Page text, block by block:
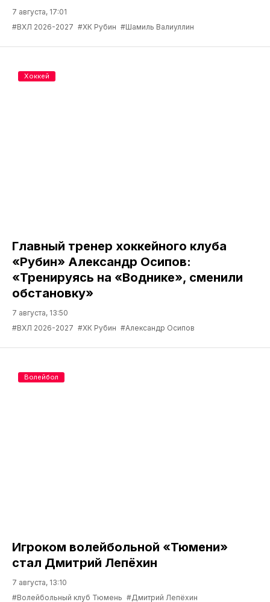
7 августа, 17:01
#ВХЛ 2026-2027 #ХК Рубин #Шамиль Валиуллин
Главный тренер хоккейного клуба
«Рубин» Александр Осипов:
«Тренируясь на «Воднике», сменили
обстановку»
7 августа, 13:50
#ВХЛ 2026-2027 #ХК Рубин #Александр Осипов
Хоккей
Игроком волейбольной «Тюмени»
стал Дмитрий Лепёхин
7 августа, 13:10
#Волейбольный клуб Тюмень #Дмитрий Лепёхин
Волейбол